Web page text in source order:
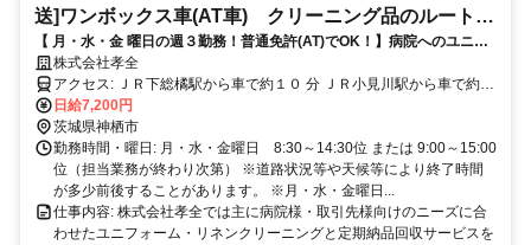
送]ワンボックス車(AT車) クリーニング品のルート配
送ドライバー
【 月・水・金 曜日の週３勤務！普通免許(AT)でOK！】病院へのユニフ
ォーム配送や取引先へのクリーニング品配送のお仕事！
株式会社孝全
アクセス: ＪＲ下総橘駅から車で約１０ 分 ＪＲ小見川駅から車で約２
０ 分
日給7,200円
茨城県神栖市
勤務時間・曜日: 月・水・金曜日 8:30～14:30位 または 9:00～15:00
位（担当業務が終わり次第） ※道路状況等や天候等により終了時間
が多少前後することがあります。 ※月・水・金曜日...
仕事内容: 株式会社孝全では主に病院様・取引先様向けのニーズに合
わせたユニフォーム・リネンクリーニングと定期納品回収サービスを